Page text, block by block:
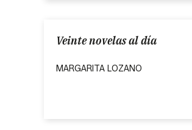
Veinte novelas al día
MARGARITA LOZANO